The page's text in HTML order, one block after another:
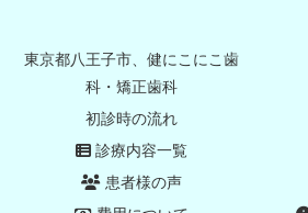
東京都八王子市、健にこにこ歯
科・矯正歯科
初診時の流れ
診療内容一覧
患者様の声